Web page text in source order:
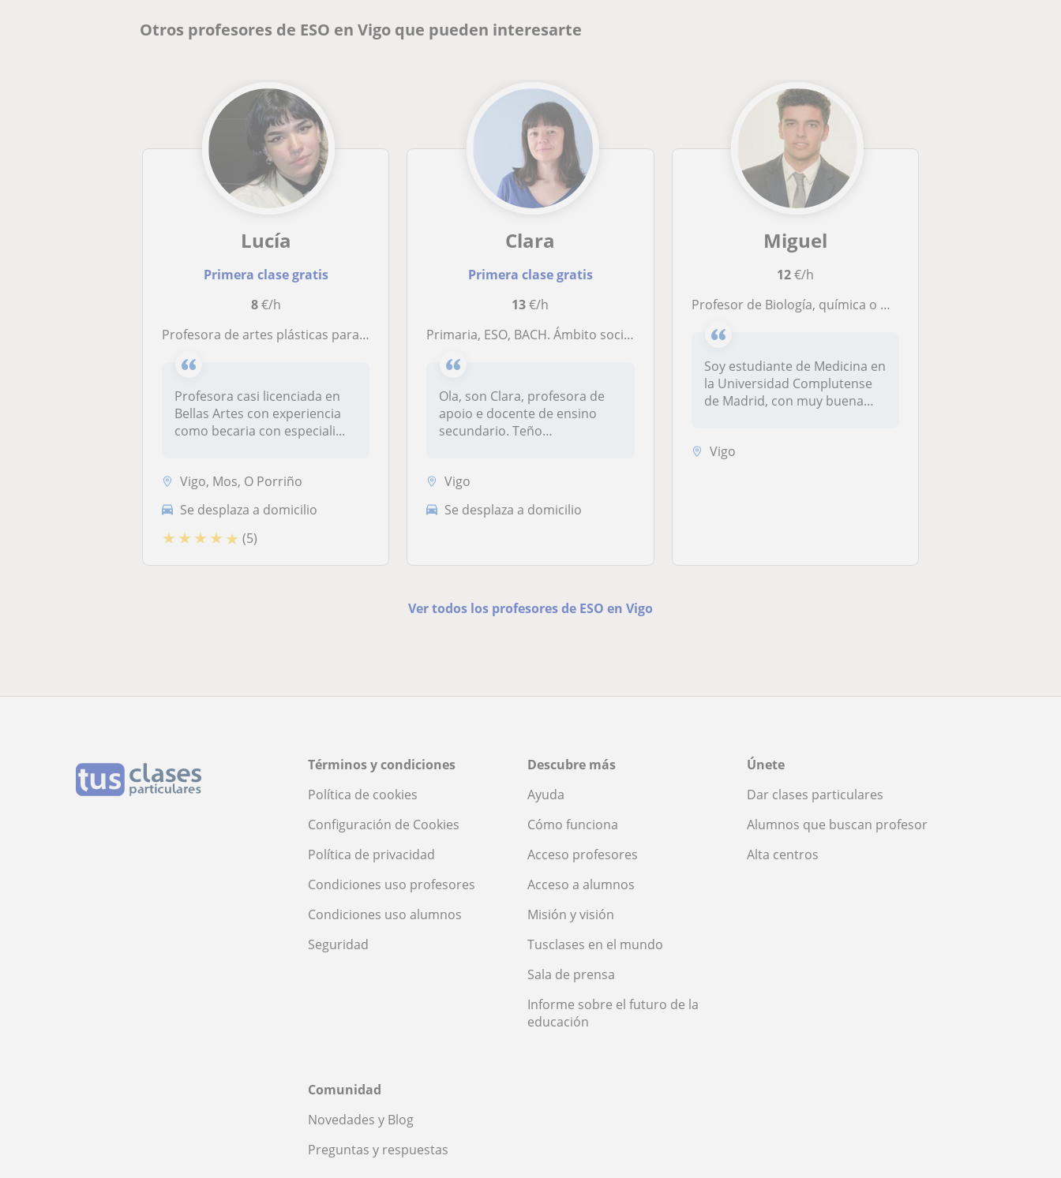
Otros profesores de ESO en Vigo que pueden interesarte
Lucía
Primera clase gratis
8€/h
Profesora de artes plásticas para todas las edades
Profesora casi licenciada en
Bellas Artes con experiencia
como becaria con especiali...
Vigo, Mos, O Porriño
Se desplaza a domicilio
★ ★ ★ ★ ★ (5)
Clara
Primera clase gratis
13€/h
Primaria, ESO, BACH. Ámbito sociolingüístico e humanidades. Lingua castelá e galega, xeografía, historia, arte
Ola, son Clara, profesora de
apoio e docente de ensino
secundario. Teño
Vigo
Se desplaza a domicilio
Miguel
12€/h
Profesor de Biología, química o matemáticas. Podría ofrecer tutorías o planes de estudio adaptados. Nivel: hasta bachillerato
Soy estudiante de Medicina en
la Universidad Complutense
de Madrid, con muy buena
Vigo
Ver todos los profesores de ESO en Vigo
Términos y condiciones
Política de cookies
Configuración de Cookies
Política de privacidad
Condiciones uso profesores
Condiciones uso alumnos
Seguridad
Descubre más
Ayuda
Cómo funciona
Acceso profesores
Acceso a alumnos
Misión y visión
Tusclases en el mundo
Sala de prensa
Informe sobre el futuro de la
educación
Únete
Dar clases particulares
Alumnos que buscan profesor
Alta centros
Comunidad
Novedades y Blog
Preguntas y respuestas